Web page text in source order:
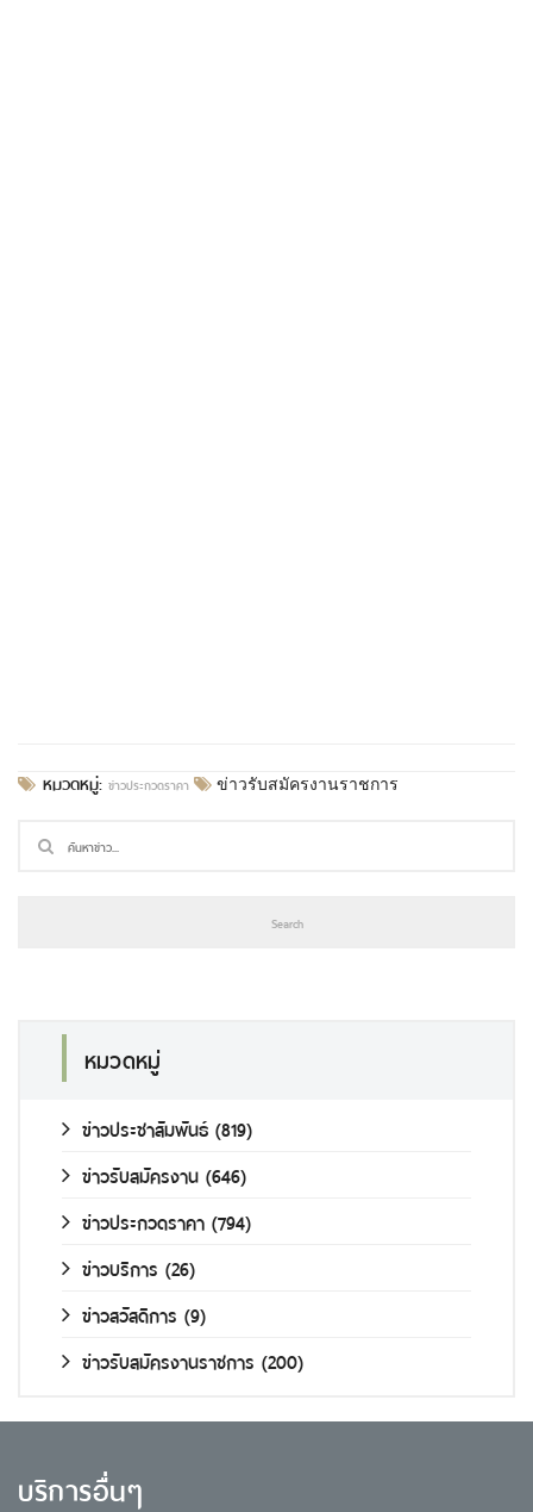
หมวดหมู่: ข่าวประกวดราคา ข่าวรับสมัครงานราชการ
หมวดหมู่
ข่าวประชาสัมพันธ์ (819)
ข่าวรับสมัครงาน (646)
ข่าวประกวดราคา (794)
ข่าวบริการ (26)
ข่าวสวัสดิการ (9)
ข่าวรับสมัครงานราชการ (200)
บริการอื่นๆ